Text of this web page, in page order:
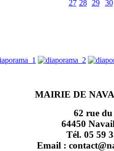
27 28 29 30
MAIRIE DE
62 rue
64450
Tél. 05 59
Email :